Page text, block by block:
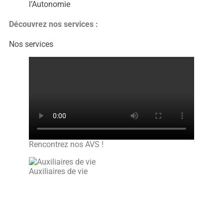
l’Autonomie
Découvrez nos services :
Nos services
Rencontrez nos AVS !
Auxiliaires de vie